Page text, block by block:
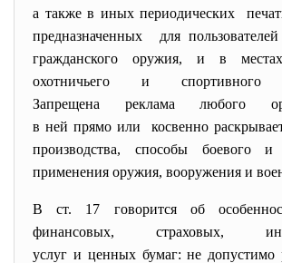
а также в иных периодических
предназначенных для
гражданского оружия, и в
охотничьего и
Запрещена реклама любого
в ней прямо или косвенно
производства, способы боевого и
применения оружия, вооружения и
В ст. 17 говорится об
финансовых, страховых,
услуг и ценных бумаг: не допустимо